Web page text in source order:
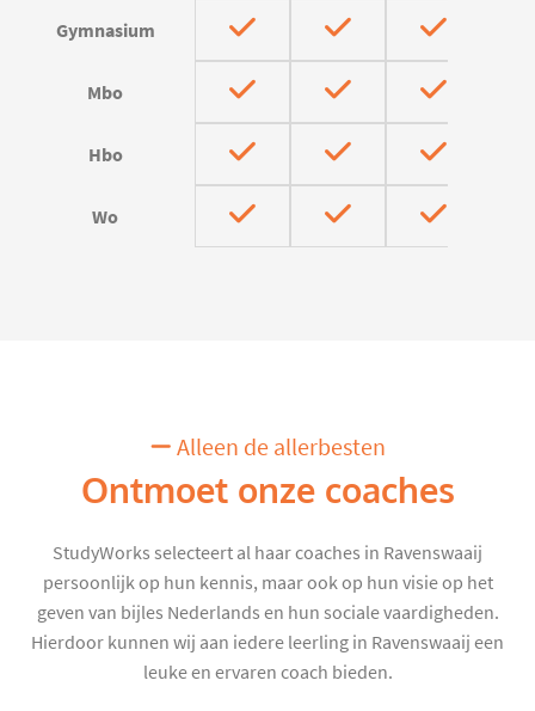
Gymnasium
Mbo
Hbo
Wo
Alleen de allerbesten
Ontmoet onze coaches
StudyWorks selecteert al haar coaches in Ravenswaaij
persoonlijk op hun kennis, maar ook op hun visie op het
geven van bijles Nederlands en hun sociale vaardigheden.
Hierdoor kunnen wij aan iedere leerling in Ravenswaaij een
leuke en ervaren coach bieden.